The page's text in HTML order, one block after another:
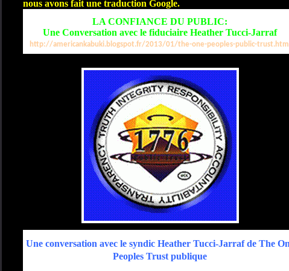
nous avons fait une traduction Google.
LA CONFIANCE DU PUBLIC:
Une Conversation avec le fiduciaire Heather Tucci-Jarraf
http://americankabuki.blogspot.fr/2013/01/the-one-peoples-public-
Une conversation avec le syndic Heather Tucci-Jarraf de The
Peoples Trust publique